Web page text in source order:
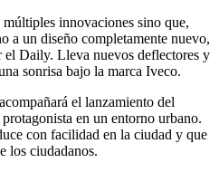
innovaciones sino que,
a un diseño completamente nuevo,
Daily. Lleva nuevos deflectores y
sonrisa bajo la marca Iveco.
el lanzamiento del
en un entorno urbano.
con facilidad en la ciudad y que
los ciudadanos.